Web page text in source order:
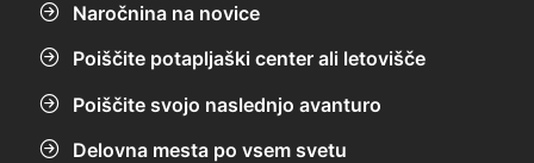
Naročnina na novice
Poiščite potapljaški center ali letovišče
Poiščite svojo naslednjo avanturo
Delovna mesta po vsem svetu